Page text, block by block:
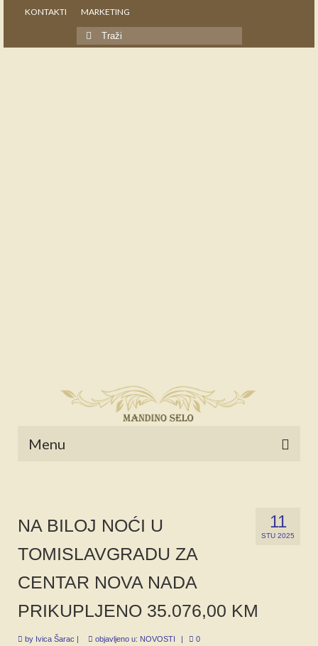
KONTAKTI MARKETING
Search
for:
Menu
11
STU 2025
NA BILOJ NOĆI U
TOMISLAVGRADU ZA
CENTAR NOVA NADA
PRIKUPLJENO 35.076,00 KM
by Ivica Šarac objavljeno u: NOVOSTI 0